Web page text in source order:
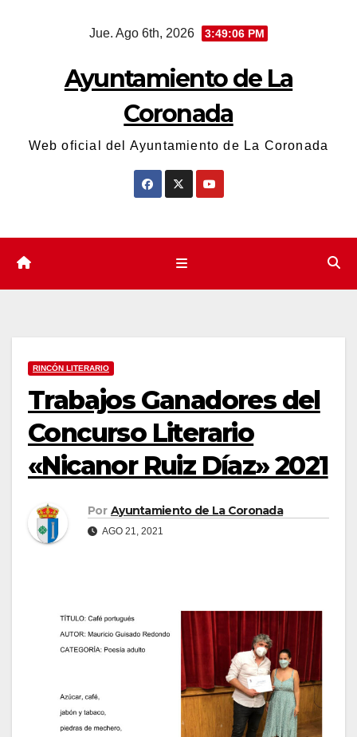
Jue. Ago 6th, 2026 3:49:06 PM
Ayuntamiento de La
Coronada
Web oficial del Ayuntamiento de La Coronada
RINCÓN LITERARIO
Trabajos Ganadores del
Concurso Literario
«Nicanor Ruiz Díaz» 2021
Por Ayuntamiento de La Coronada
AGO 21, 2021